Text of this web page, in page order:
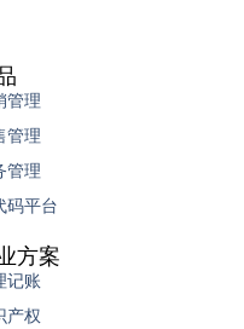
管理
管理
管理
码平台
方案
记账
产权